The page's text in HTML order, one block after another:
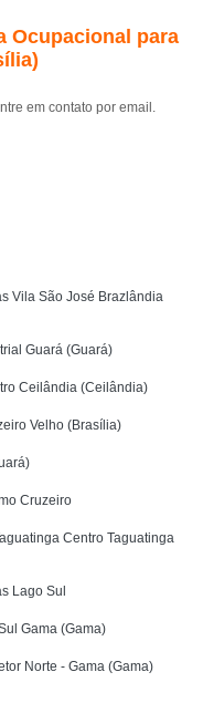
Ocupacional para
em contato por email.
Vila São José Brazlândia
Guará (Guará)
Ceilândia (Ceilândia)
Velho (Brasília)
Cruzeiro
Centro Taguatinga
Lago Sul
Gama (Gama)
Norte - Gama (Gama)